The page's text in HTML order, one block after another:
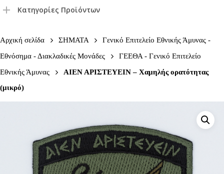
Κατηγορίες Προϊόντων
Αρχική σελίδα ΣΗΜΑΤΑ
Γενικό Επιτελείο Εθνικής Άμυνας -
Εθνόσημα - Διακλαδικές Μονάδες
ΓΕΕΘΑ - Γενικό Επιτελείο
Εθνικής Άμυνας
ΑΙΕΝ ΑΡΙΣΤΕΥΕΙΝ – Χαμηλής ορατότητας
(μικρό)